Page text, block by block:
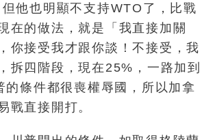
他也明顯不支持WTO了，比戰
在的做法，就是「我直接加關
你接受我才跟你談！不接受，我
拆四階段，現在25%，一路加到
的條件都很喪權辱國，所以加拿
戰直接開打。